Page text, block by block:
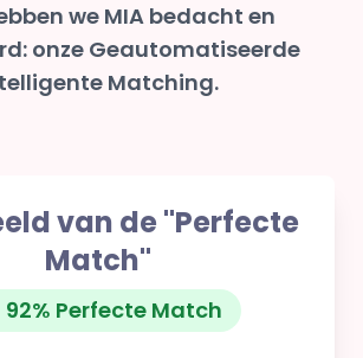
we MIA bedacht en
onze Geautomatiseerde
Matching.
van de "Perfecte
Match"
92% Perfecte Match